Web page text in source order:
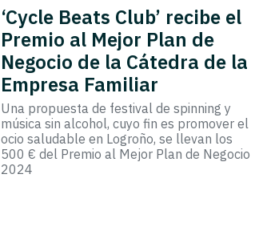
‘Cycle Beats Club’ recibe el
Premio al Mejor Plan de
Negocio de la Cátedra de la
Empresa Familiar
Una propuesta de festival de spinning y
música sin alcohol, cuyo fin es promover el
ocio saludable en Logroño, se llevan los
500 € del Premio al Mejor Plan de Negocio
2024